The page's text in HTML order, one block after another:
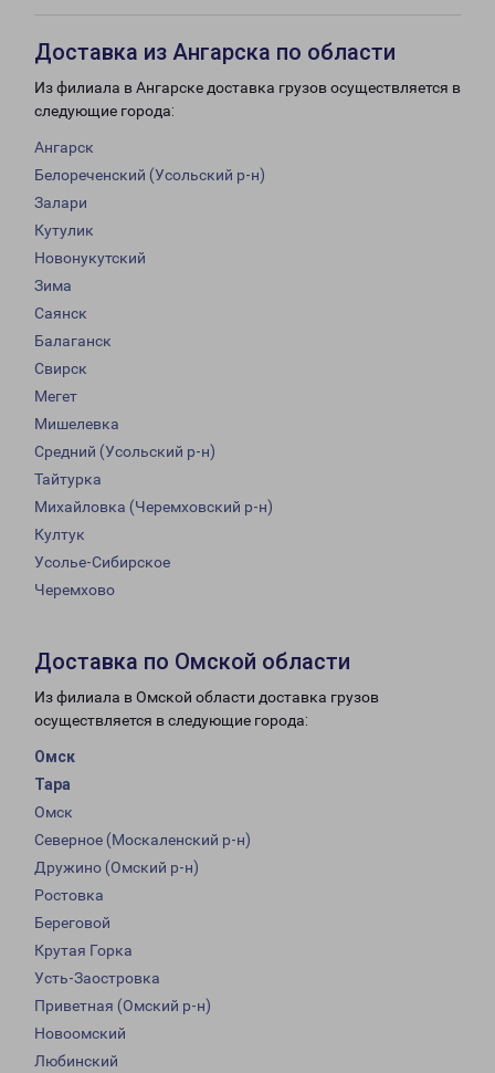
Доставка из Ангарска по области
Из филиала в Ангарске доставка грузов осуществляется в
следующие города:
Ангарск
Белореченский (Усольский р-н)
Залари
Кутулик
Новонукутский
Зима
Саянск
Балаганск
Свирск
Мегет
Мишелевка
Средний (Усольский р-н)
Тайтурка
Михайловка (Черемховский р-н)
Култук
Усолье-Сибирское
Черемхово
Доставка по Омской области
Из филиала в Омской области доставка грузов
осуществляется в следующие города:
Омск
Тара
Омск
Северное (Москаленский р-н)
Дружино (Омский р-н)
Ростовка
Береговой
Крутая Горка
Усть-Заостровка
Приветная (Омский р-н)
Новоомский
Любинский